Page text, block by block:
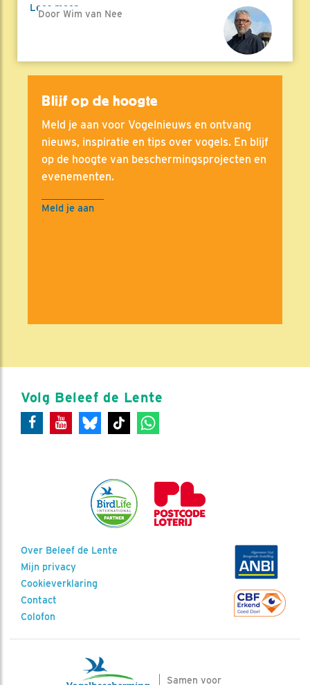
Lees meer
Door Wim van Nee
Blijf op de hoogte
Meld je aan voor Vogelnieuws en ontvang
nieuws, inspiratie en tips over vogels. En blijf
op de hoogte van beschermingsprojecten en
evenementen.
Meld je aan
Volg Beleef de Lente
Over Beleef de Lente
Mijn privacy
Cookieverklaring
Contact
Colofon
Samen voor